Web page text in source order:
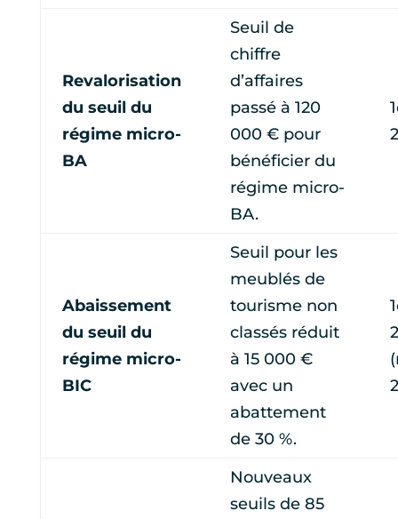
Revalorisation
du seuil du
régime micro-
BA
Seuil de
chiffre
d’affaires
passé à 120
000 € pour
bénéficier du
régime micro-
BA.
Abaissement
du seuil du
régime micro-
BIC
Seuil pour les
meublés de
tourisme non
classés réduit
à 15 000 €
avec un
abattement
de 30 %.
Nouveaux
seuils de 85